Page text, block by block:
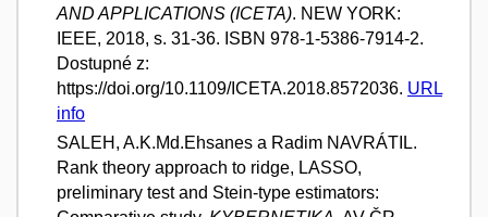
AND APPLICATIONS (ICETA). NEW YORK:
IEEE, 2018, s. 31-36. ISBN 978-1-5386-7914-2.
Dostupné z:
https://doi.org/10.1109/ICETA.2018.8572036. URL
info
SALEH, A.K.Md.Ehsanes a Radim NAVRÁTIL.
Rank theory approach to ridge, LASSO,
preliminary test and Stein-type estimators: